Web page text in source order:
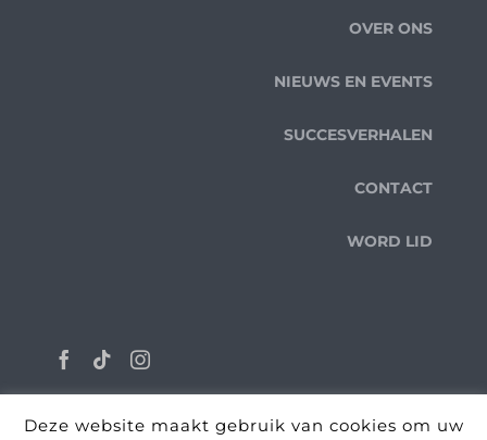
OVER ONS
NIEUWS EN EVENTS
SUCCESVERHALEN
CONTACT
WORD LID
Deze website maakt gebruik van cookies om uw